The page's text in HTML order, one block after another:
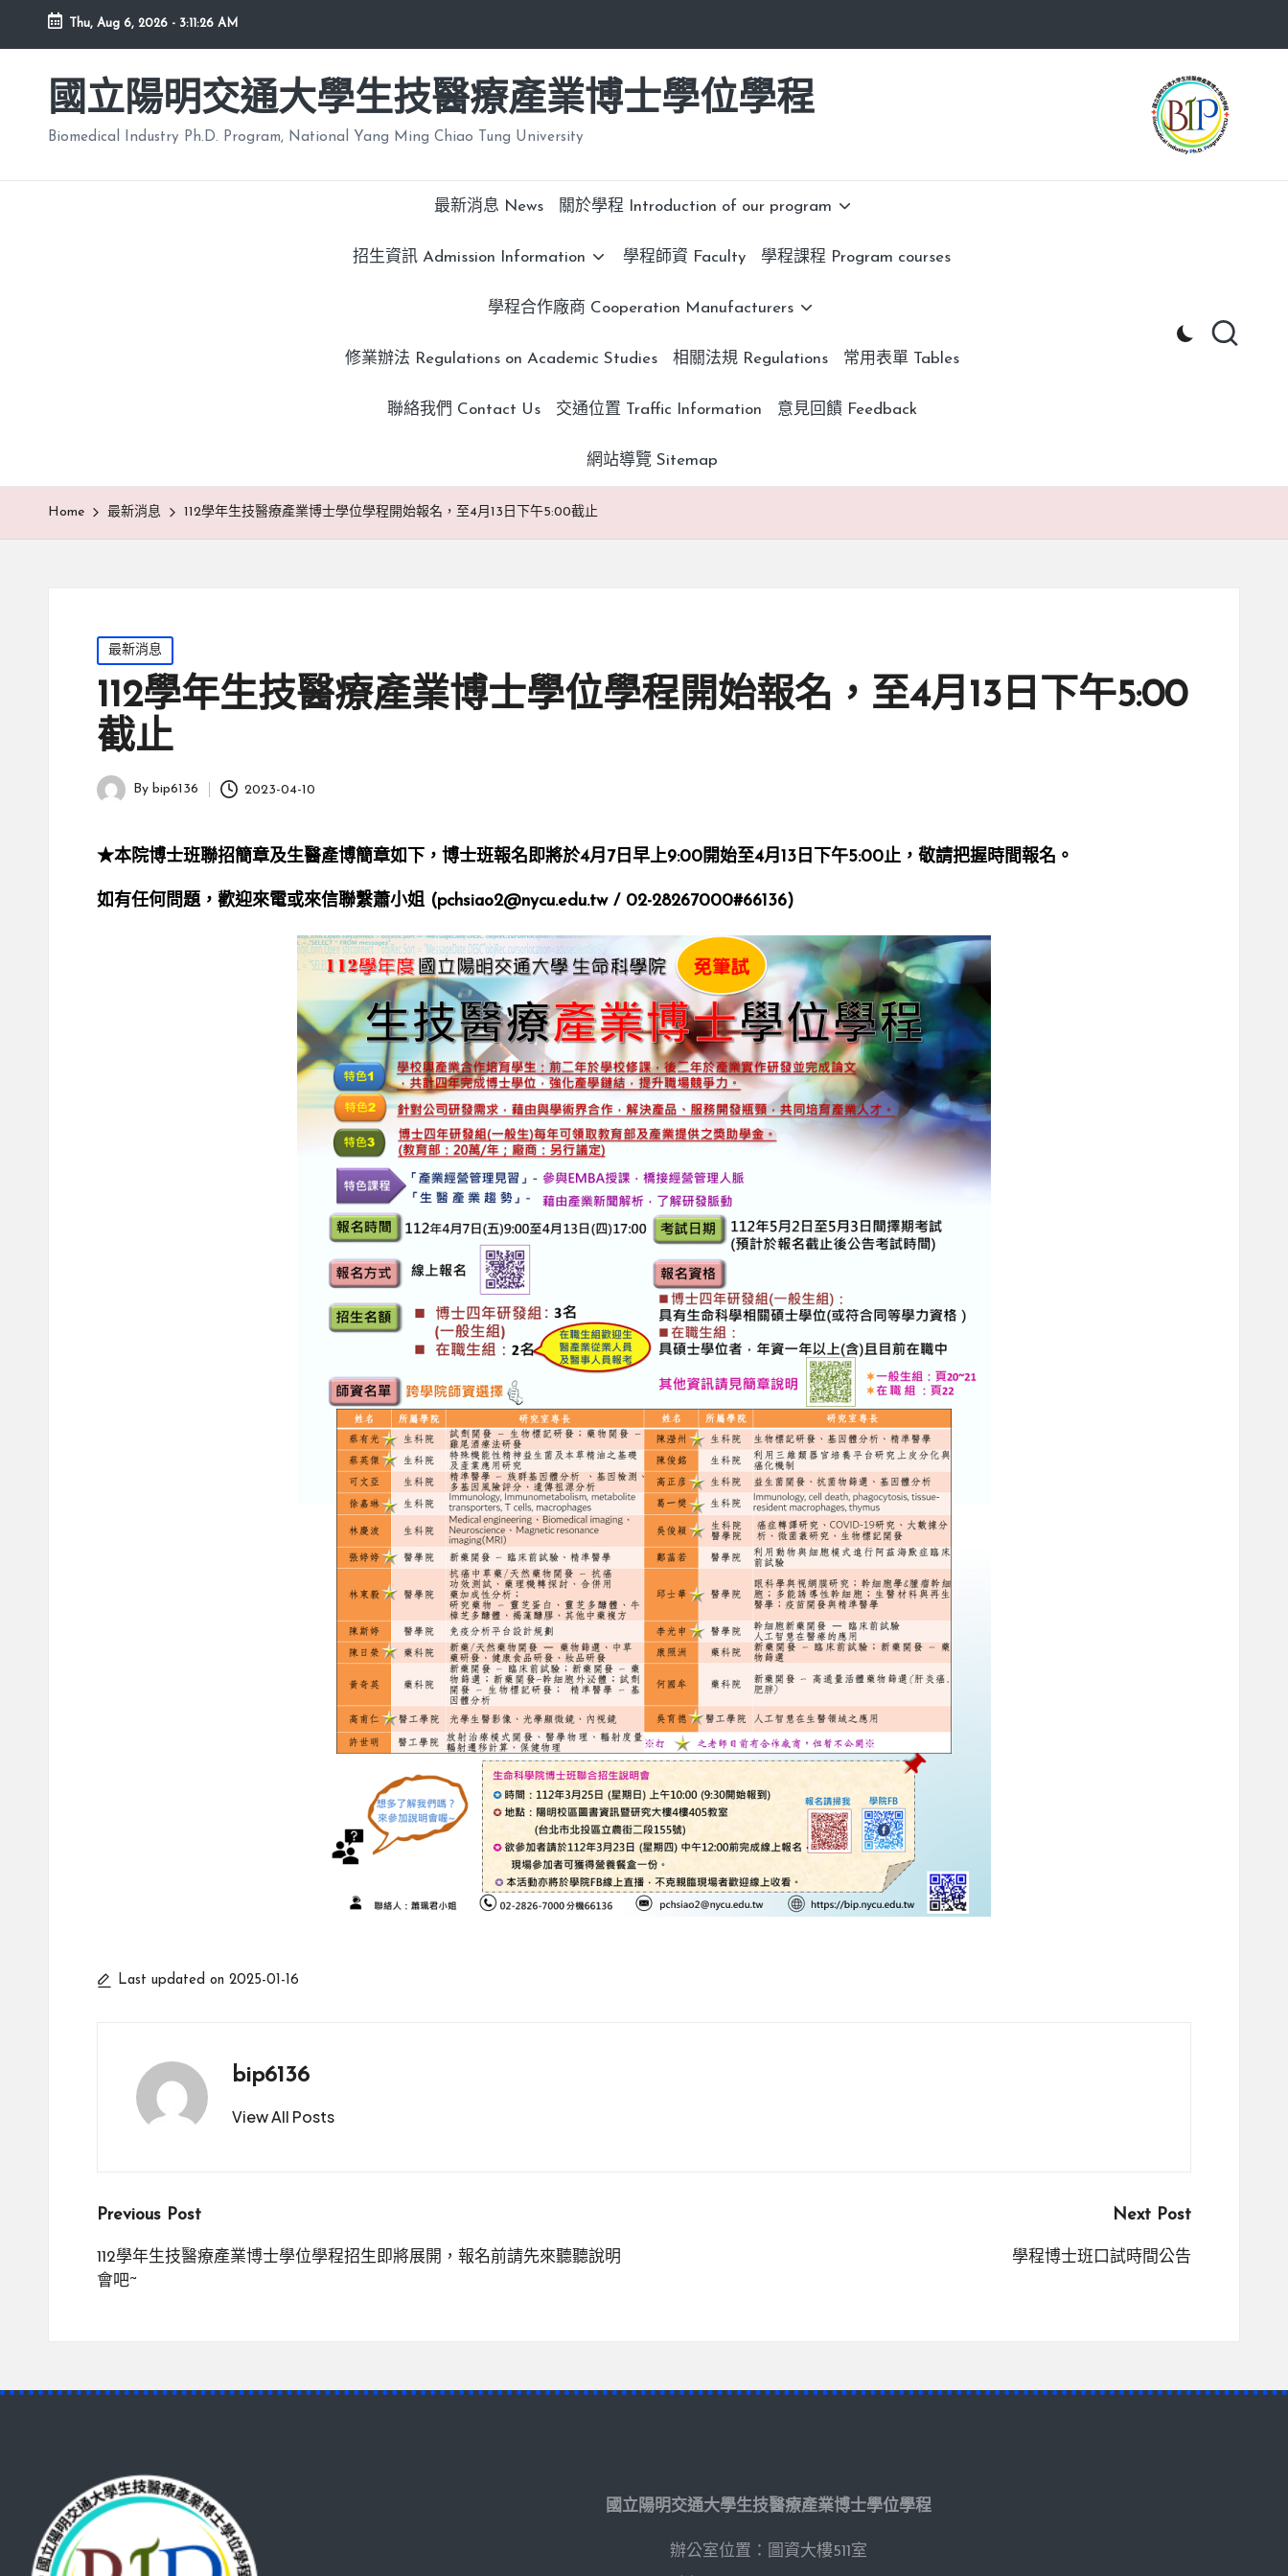
Thu, Aug 6, 2026 - 3:11:27 AM
國立陽明交通大學生技醫療產業博士學位學程
Biomedical Industry Ph.D. Program, National Yang Ming Chiao Tung University
最新消息 News 關於學程 Introduction of our program
招生資訊 Admission Information 學程師資 Faculty 學程課程 Program courses
學程合作廠商 Cooperation Manufacturers
修業辦法 Regulations on Academic Studies 相關法規 Regulations 常用表單 Tables
聯絡我們 Contact Us 交通位置 Traffic Information 意見回饋 Feedback
網站導覽 Sitemap
Home 最新消息 112學年生技醫療產業博士學位學程開始報名，至4月13日下午5:00截止
Posted
in
最新消息
112學年生技醫療產業博士學位學程開始報名，至4月13日下午5:00
截止
PostedBy bip6136 2023-04-10
★本院博士班聯招簡章及生醫產博簡章如下，博士班報名即將於4月7日早上9:00開始至4月13日下午5:00止，敬請把握時間報名。
如有任何問題，歡迎來電或來信聯繫蕭小姐 (pchsiao2@nycu.edu.tw / 02-28267000#66136)
Last updated on 2025-01-16
bip6136
View All Posts
Post
navigation
Previous Post
112學年生技醫療產業博士學位學程招生即將展開，報名前請先來聽聽說明
會吧~
Next Post
學程博士班口試時間公告
國立陽明交通大學生技醫療產業博士學位學程
辦公室位置：圖資大樓511室